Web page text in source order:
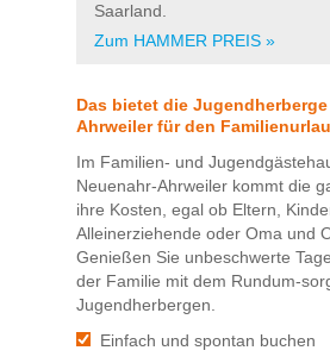
Saarland.
Zum HAMMER PREIS »
Das bietet die
Ahrweiler für den
Im Familien- und
Neuenahr-Ahrweiler kommt die
ihre Kosten, egal ob Eltern,
Alleinerziehende oder Oma und
Genießen Sie unbeschwerte
der Familie mit dem Rundum-
Jugendherbergen.
Einfach und spontan buchen